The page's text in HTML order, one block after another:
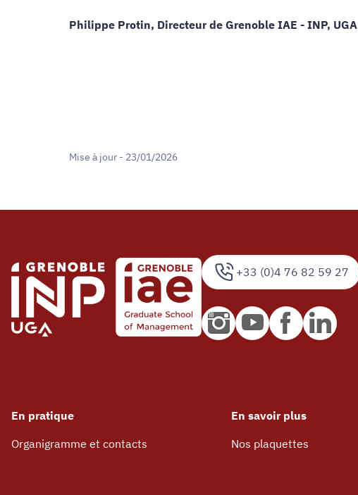
Philippe Protin, Directeur de Grenoble IAE - INP, UGA
Mise à jour - 23/01/2026
+33 (0)4 76 82 59 27
En pratique
Organigramme et contacts
En savoir plus
Nos plaquettes